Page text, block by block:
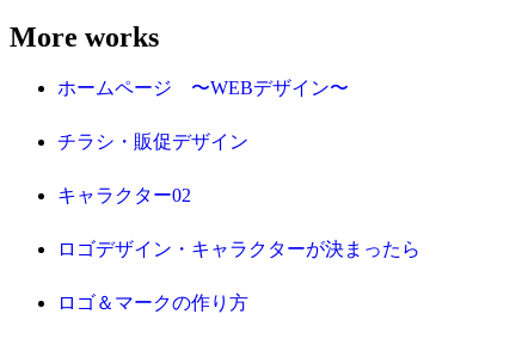
More works
ホームページ 〜WEBデザイン〜
チラシ・販促デザイン
キャラクター02
ロゴデザイン・キャラクターが決まったら
ロゴ＆マークの作り方